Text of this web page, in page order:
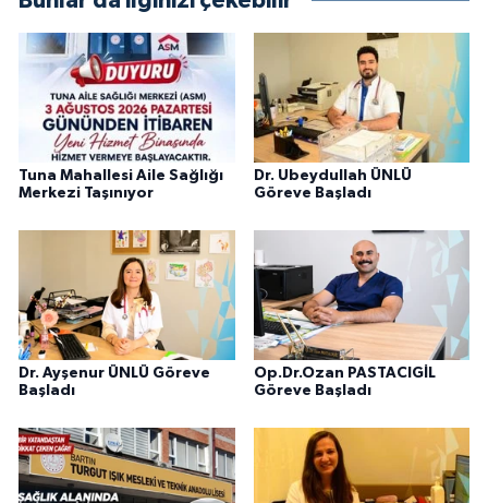
Tuna Mahallesi Aile Sağlığı
Merkezi Taşınıyor
Dr. Ubeydullah ÜNLÜ
Göreve Başladı
Dr. Ayşenur ÜNLÜ Göreve
Başladı
Op.Dr.Ozan PASTACIGİL
Göreve Başladı